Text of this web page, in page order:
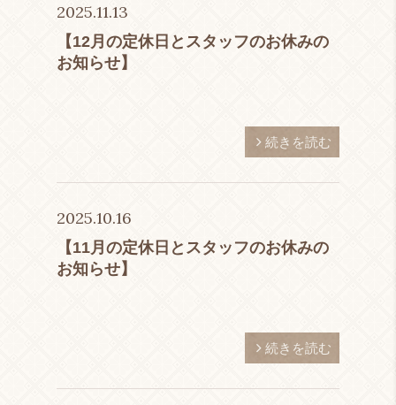
2025.11.13
【12月の定休日とスタッフのお休みの
お知らせ】
続きを読む
2025.10.16
【11月の定休日とスタッフのお休みの
お知らせ】
続きを読む